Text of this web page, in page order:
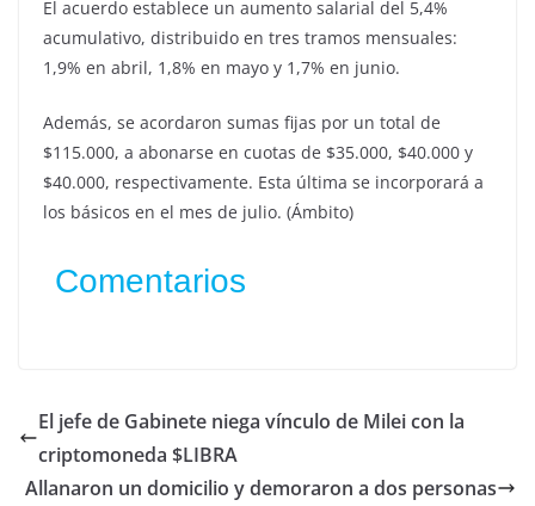
El acuerdo establece un aumento salarial del 5,4%
acumulativo, distribuido en tres tramos mensuales:
1,9% en abril, 1,8% en mayo y 1,7% en junio.
Además, se acordaron sumas fijas por un total de
$115.000, a abonarse en cuotas de $35.000, $40.000 y
$40.000, respectivamente. Esta última se incorporará a
los básicos en el mes de julio. (Ámbito)
Comentarios
El jefe de Gabinete niega vínculo de Milei con la
criptomoneda $LIBRA
Allanaron un domicilio y demoraron a dos personas